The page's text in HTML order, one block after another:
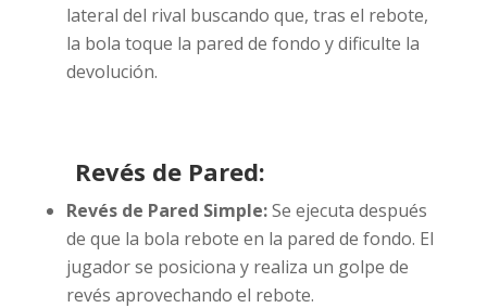
lateral del rival buscando que, tras el rebote,
la bola toque la pared de fondo y dificulte la
devolución.
Revés de Pared:
Revés de Pared Simple:Se ejecuta después
de que la bola rebote en la pared de fondo. El
jugador se posiciona y realiza un golpe de
revés aprovechando el rebote.